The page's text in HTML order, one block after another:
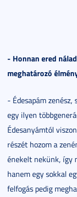
- Honnan ered
meghatározó
- Édesapám
egy ilyen
Édesanyámtól
részét hozom a
énekelt nekünk, így
hanem egy sokkal
felfogás pedig